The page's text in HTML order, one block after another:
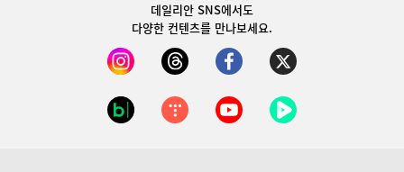
데일리안 SNS에서도
다양한 컨텐츠를 만나보세요.